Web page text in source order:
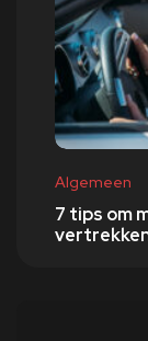
Algemeen
7 tips om